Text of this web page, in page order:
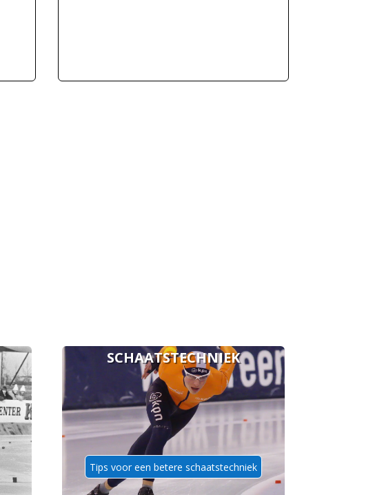
SCHAATSTECHNIEK
Tips voor een betere schaatstechniek